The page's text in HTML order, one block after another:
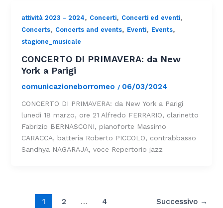
attività 2023 - 2024, Concerti, Concerti ed eventi,
Concerts, Concerts and events, Eventi, Events,
stagione_musicale
CONCERTO DI PRIMAVERA: da New
York a Parigi
comunicazioneborromeo / 06/03/2024
CONCERTO DI PRIMAVERA: da New York a Parigi
lunedì 18 marzo, ore 21 Alfredo FERRARIO, clarinetto
Fabrizio BERNASCONI, pianoforte Massimo
CARACCA, batteria Roberto PICCOLO, contrabbasso
Sandhya NAGARAJA, voce Repertorio jazz
1 2 … 4 Successivo →